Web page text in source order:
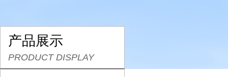
产品展示
PRODUCT DISPLAY